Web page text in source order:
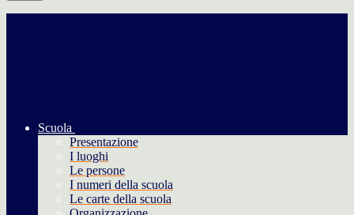
Scuola
Presentazione
I luoghi
Le persone
I numeri della scuola
Le carte della scuola